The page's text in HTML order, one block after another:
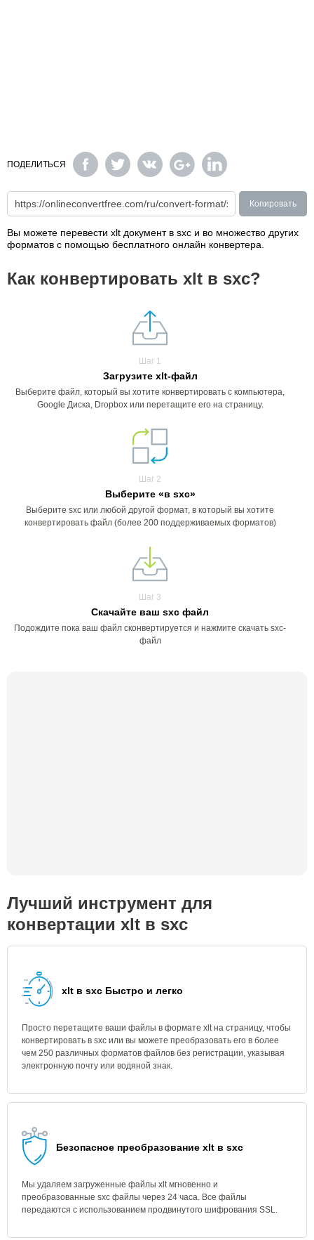
ПОДЕЛИТЬСЯ
Копировать
Вы можете перевести xlt документ в sxc и во множество других
форматов с помощью бесплатного онлайн конвертера.
Как конвертировать xlt в sxc?
Шаг 1
Загрузите xlt-файл
Выберите файл, который вы хотите конвертировать с компьютера,
Google Диска, Dropbox или перетащите его на страницу.
Шаг 2
Выберите «в sxc»
Выберите sxc или любой другой формат, в который вы хотите
конвертировать файл (более 200 поддерживаемых форматов)
Шаг 3
Скачайте ваш sxc файл
Подождите пока ваш файл сконвертируется и нажмите скачать sxc-
файл
Лучший инструмент для
конвертации xlt в sxc
xlt в sxc Быстро и легко
Просто перетащите ваши файлы в формате xlt на страницу, чтобы
конвертировать в sxc или вы можете преобразовать его в более
чем 250 различных форматов файлов без регистрации, указывая
электронную почту или водяной знак.
Безопасное преобразование xlt в sxc
Мы удаляем загруженные файлы xlt мгновенно и
преобразованные sxc файлы через 24 часа. Все файлы
передаются с использованием продвинутого шифрования SSL.